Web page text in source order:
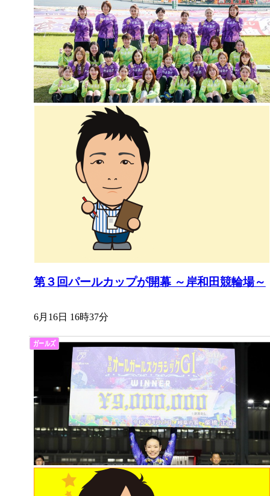
第３回パールカップが開幕 ～岸和田競輪場～
6月16日 16時37分